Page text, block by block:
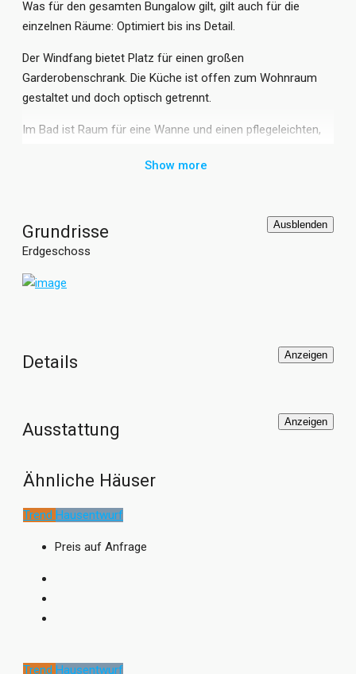
Was für den gesamten Bungalow gilt, gilt auch für die
einzelnen Räume: Optimiert bis ins Detail.
Der Windfang bietet Platz für einen großen
Garderobenschrank. Die Küche ist offen zum Wohnraum
gestaltet und doch optisch getrennt.
Im Bad ist Raum für eine Wanne und einen pflegeleichten,
Show more
Grundrisse Ausblenden
Erdgeschoss
Details Anzeigen
Ausstattung Anzeigen
Ähnliche Häuser
Trend Hausentwurf
Preis auf Anfrage
Trend Hausentwurf